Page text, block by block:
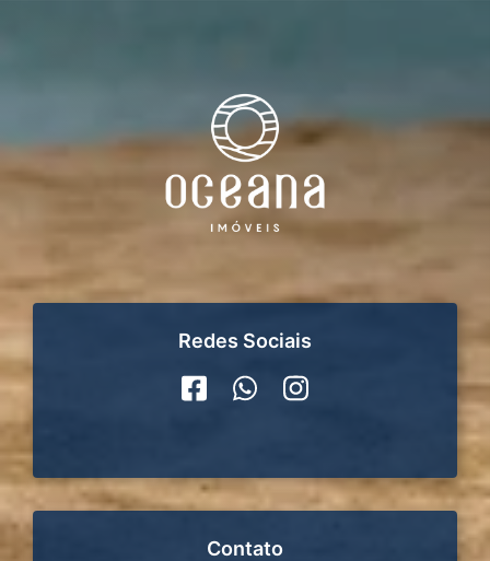
Redes Sociais
Contato